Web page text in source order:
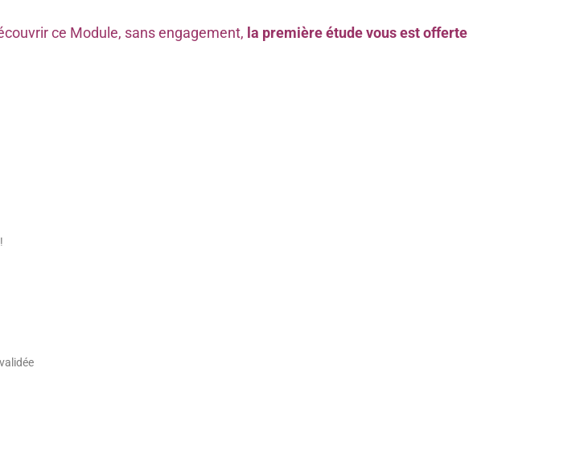
ce Module, sans engagement, la première étude vous est offerte